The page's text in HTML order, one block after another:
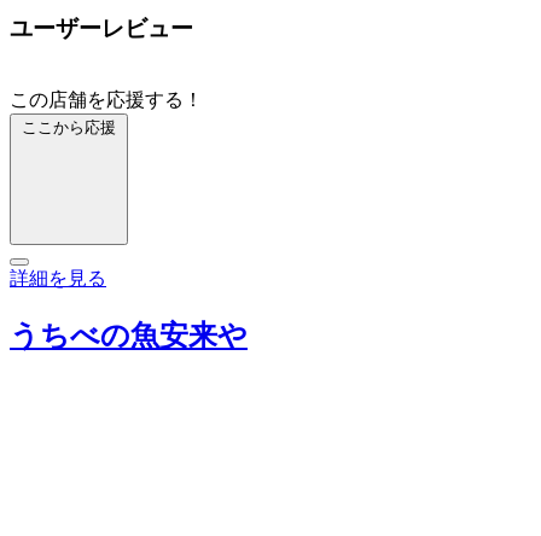
ユーザーレビュー
この店舗を応援する！
ここから応援
詳細を見る
うちべの魚安来や